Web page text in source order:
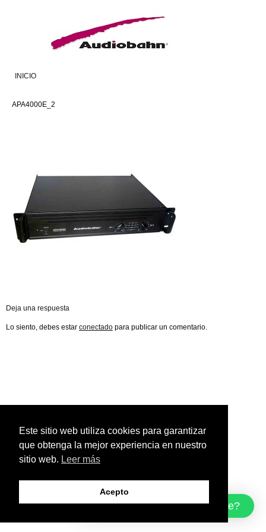
INICIO
APA4000E_2
Deja una respuesta
Lo siento, debes estar conectado para publicar un comentario.
¿Cómo podemos ayudarte?
Este sitio web utiliza cookies para garantizar
que obtenga la mejor experiencia en nuestro
sitio web. Leer más
Acepto